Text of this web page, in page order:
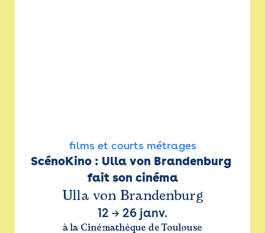
films et courts métrages
ScénoKino : Ulla von Brandenburg
fait son cinéma
Ulla von Brandenburg
12 → 26 janv.
à la Cinémathèque de Toulouse